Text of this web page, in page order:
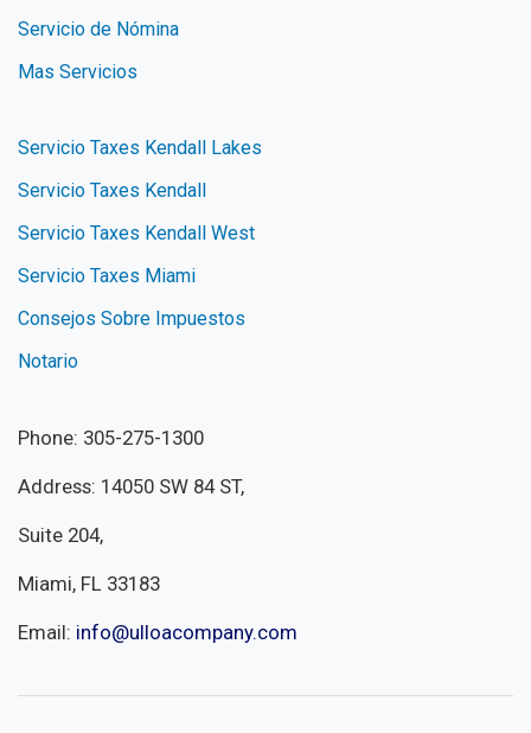
Servicio de Nómina
Mas Servicios
Servicio Taxes Kendall Lakes
Servicio Taxes Kendall
Servicio Taxes Kendall West
Servicio Taxes Miami
Consejos Sobre Impuestos
Notario
Phone: 305-275-1300
Address: 14050 SW 84 ST,
Suite 204,
Miami, FL 33183
Email: info@ulloacompany.com